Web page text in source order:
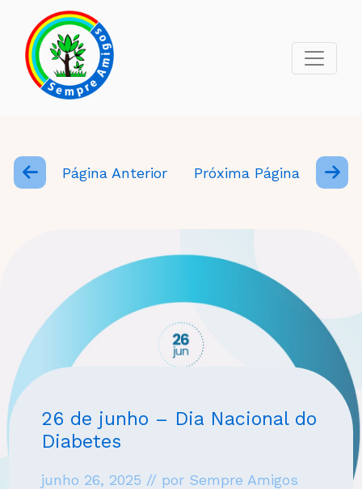
Página Anterior Próxima Página
26 de junho – Dia Nacional do
Diabetes
junho 26, 2025 // por Sempre Amigos